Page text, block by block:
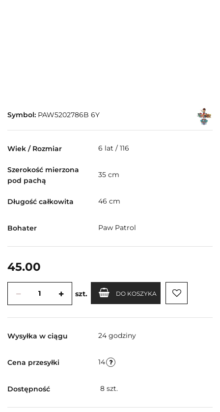
Symbol: PAW5202786B 6Y
Wiek / Rozmiar 6 lat / 116
Szerokość mierzona
pod pachą
35 cm
Długość całkowita 46 cm
Bohater Paw Patrol
45.00
szt. DO KOSZYKA
Wysyłka w ciągu 24 godziny
Cena przesyłki 14
Dostępność 8 szt.